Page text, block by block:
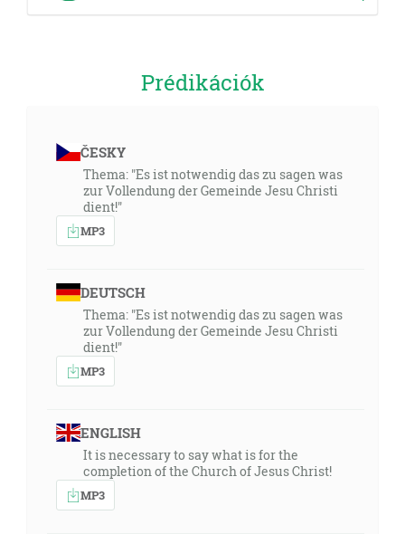
Prédikációk
ČESKY
Thema: "Es ist notwendig das zu sagen was
zur Vollendung der Gemeinde Jesu Christi
dient!"
MP3
DEUTSCH
Thema: "Es ist notwendig das zu sagen was
zur Vollendung der Gemeinde Jesu Christi
dient!"
MP3
ENGLISH
It is necessary to say what is for the
completion of the Church of Jesus Christ!
MP3